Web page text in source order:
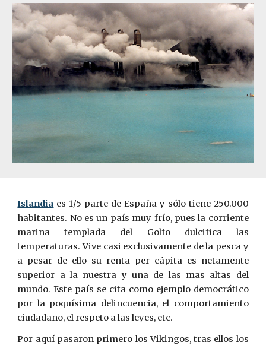
Islandia es 1/5 parte de España y sólo tiene 250.000
habitantes. No es un país muy frío, pues la corriente
marina templada del Golfo dulcifica las
temperaturas. Vive casi exclusivamente de la pesca y
a pesar de ello su renta per cápita es netamente
superior a la nuestra y una de las mas altas del
mundo. Este país se cita como ejemplo democrático
por la poquísima delincuencia, el comportamiento
ciudadano, el respeto a las leyes, etc.
Por aquí pasaron primero los Vikingos, tras ellos los